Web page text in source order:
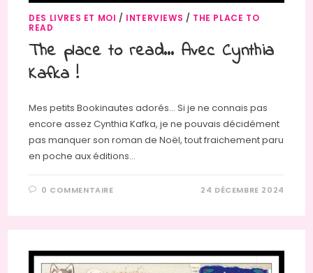
DES LIVRES ET MOI / INTERVIEWS / THE PLACE TO
READ
The place to read… Avec Cynthia
Kafka !
Mes petits Bookinautes adorés... Si je ne connais pas
encore assez Cynthia Kafka, je ne pouvais décidément
pas manquer son roman de Noël, tout fraichement paru
en poche aux éditions…
0 COMMENTAIRE 24 DÉCEMBRE 2024